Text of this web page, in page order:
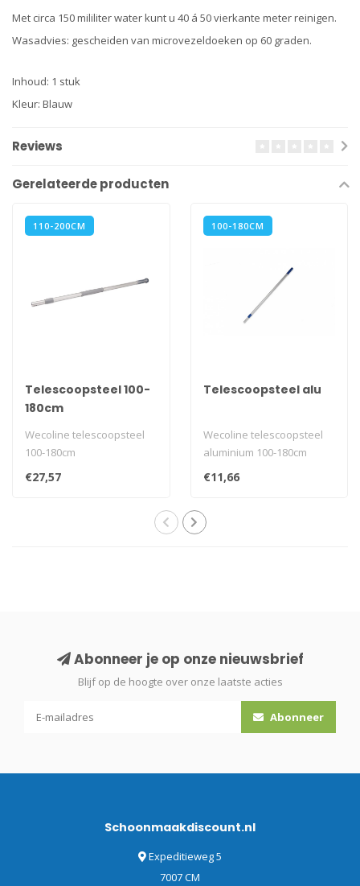
Met circa 150 mililiter water kunt u 40 á 50 vierkante meter reinigen.
Wasadvies: gescheiden van microvezeldoeken op 60 graden.
Inhoud: 1 stuk
Kleur: Blauw
Reviews
Gerelateerde producten
110-200CM
Telescoopsteel 100-
180cm
Wecoline telescoopsteel
100-180cm
€27,57
100-180CM
Telescoopsteel alu
Wecoline telescoopsteel
aluminium 100-180cm
€11,66
Abonneer je op onze nieuwsbrief
Blijf op de hoogte over onze laatste acties
Abonneer
Schoonmaakdiscount.nl
Expeditieweg 5
7007 CM